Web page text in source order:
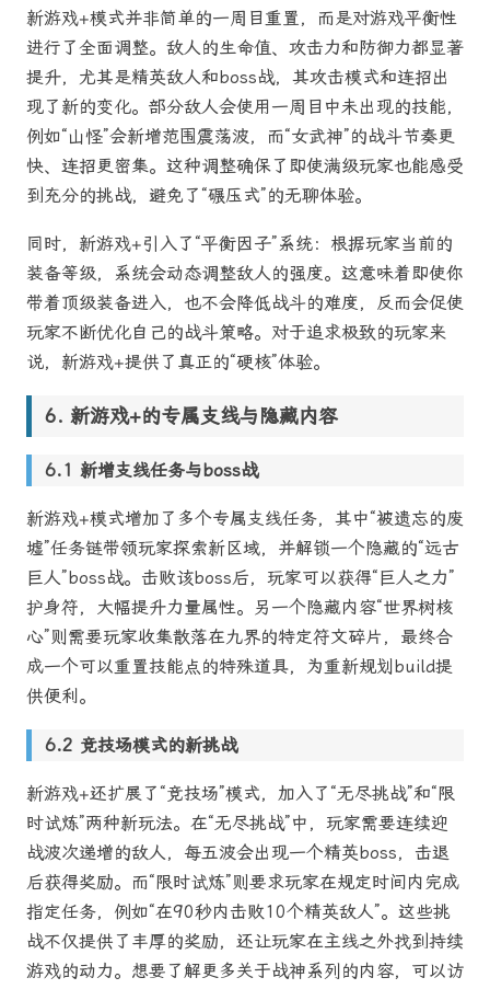
新游戏+模式并非简单的一周目重置，而是对游戏平衡性
进行了全面调整。敌人的生命值、攻击力和防御力都显著
提升，尤其是精英敌人和boss战，其攻击模式和连招出
现了新的变化。部分敌人会使用一周目中未出现的技能，
例如“山怪”会新增范围震荡波，而“女武神”的战斗节奏更
快、连招更密集。这种调整确保了即使满级玩家也能感受
到充分的挑战，避免了“碾压式”的无聊体验。
同时，新游戏+引入了“平衡因子”系统：根据玩家当前的
装备等级，系统会动态调整敌人的强度。这意味着即使你
带着顶级装备进入，也不会降低战斗的难度，反而会促使
玩家不断优化自己的战斗策略。对于追求极致的玩家来
说，新游戏+提供了真正的“硬核”体验。
新游戏+的专属支线与隐藏内容
新增支线任务与boss战
新游戏+模式增加了多个专属支线任务，其中“被遗忘的废
墟”任务链带领玩家探索新区域，并解锁一个隐藏的“远古
巨人”boss战。击败该boss后，玩家可以获得“巨人之力”
护身符，大幅提升力量属性。另一个隐藏内容“世界树核
心”则需要玩家收集散落在九界的特定符文碎片，最终合
成一个可以重置技能点的特殊道具，为重新规划build提
供便利。
竞技场模式的新挑战
新游戏+还扩展了“竞技场”模式，加入了“无尽挑战”和“限
时试炼”两种新玩法。在“无尽挑战”中，玩家需要连续迎
战波次递增的敌人，每五波会出现一个精英boss，击退
后获得奖励。而“限时试炼”则要求玩家在规定时间内完成
指定任务，例如“在90秒内击败10个精英敌人”。这些挑
战不仅提供了丰厚的奖励，还让玩家在主线之外找到持续
游戏的动力。想要了解更多关于战神系列的内容，可以访